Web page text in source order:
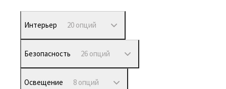
Интерьер 20 опций
Безопасность 26 опций
Освещение 8 опций